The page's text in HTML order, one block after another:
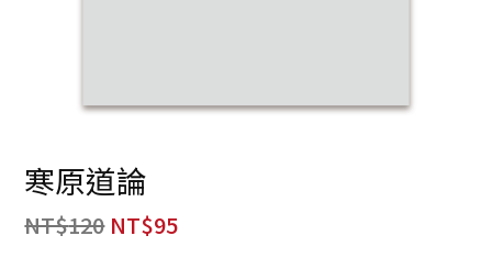
寒原道論
NT$120 NT$95